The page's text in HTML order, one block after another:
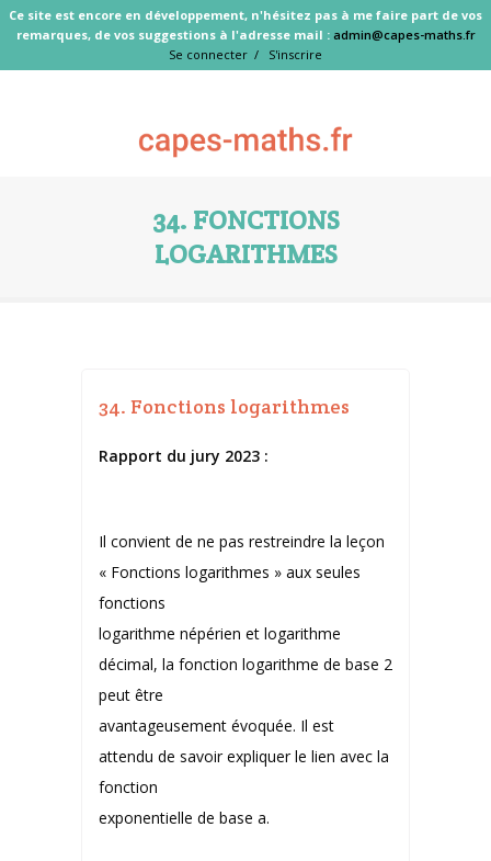
Ce site est encore en développement, n'hésitez pas à me faire part de vos
remarques, de vos suggestions à l'adresse mail : admin@capes-maths.fr
Se connecter / S'inscrire
34. FONCTIONS
LOGARITHMES
34. Fonctions logarithmes
Rapport du jury 2023 :
Il convient de ne pas restreindre la leçon
« Fonctions logarithmes » aux seules
fonctions
logarithme népérien et logarithme
décimal, la fonction logarithme de base 2
peut être
avantageusement évoquée. Il est
attendu de savoir expliquer le lien avec la
fonction
exponentielle de base a.